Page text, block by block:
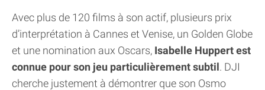
Avec plus de 120 films à son actif, plusieurs prix
d’interprétation à Cannes et Venise, un Golden Globe
et une nomination aux Oscars, Isabelle Huppert est
connue pour son jeu particulièrement subtil. DJI
cherche justement à démontrer que son Osmo